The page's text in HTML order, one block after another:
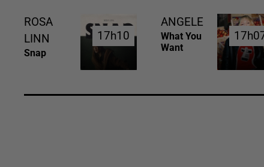
ROSA
LINN
Snap
17h10
17h10
ANGELE
What You
Want